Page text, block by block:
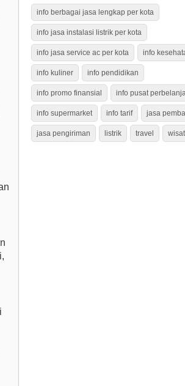
info berbagai jasa lengkap per kota
info jasa instalasi listrik per kota
info jasa service ac per kota info
info kuliner info pendidikan
info promo finansial info pusat
info supermarket info tarif jasa
jasa pengiriman listrik travel